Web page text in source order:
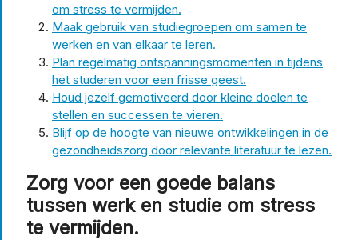
om stress te vermijden.
Maak gebruik van studiegroepen om samen te
werken en van elkaar te leren.
Plan regelmatig ontspanningsmomenten in tijdens
het studeren voor een frisse geest.
Houd jezelf gemotiveerd door kleine doelen te
stellen en successen te vieren.
Blijf op de hoogte van nieuwe ontwikkelingen in de
gezondheidszorg door relevante literatuur te lezen.
Zorg voor een goede balans
tussen werk en studie om stress
te vermijden.